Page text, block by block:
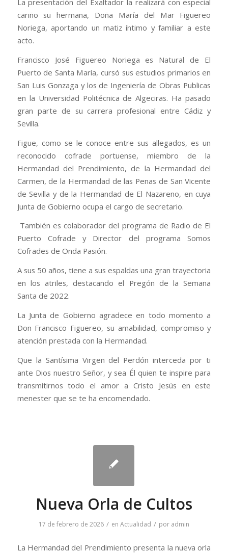
La presentación del Exaltador la realizará con especial
cariño su hermana, Doña María del Mar Figuereo
Noriega, aportando un matiz íntimo y familiar a este
acto.
Francisco José Figuereo Noriega es Natural de El
Puerto de Santa María, cursó sus estudios primarios en
San Luis Gonzaga y los de Ingeniería de Obras Publicas
en la Universidad Politécnica de Algeciras. Ha pasado
gran parte de su carrera profesional entre Cádiz y
Sevilla.
Figue, como se le conoce entre sus allegados, es un
reconocido cofrade portuense, miembro de la
Hermandad del Prendimiento, de la Hermandad del
Carmen, de la Hermandad de las Penas de San Vicente
de Sevilla y de la Hermandad de El Nazareno, en cuya
Junta de Gobierno ocupa el cargo de secretario.
También es colaborador del programa de Radio de El
Puerto Cofrade y Director del programa Somos
Cofrades de Onda Pasión.
A sus 50 años, tiene a sus espaldas una gran trayectoria
en los atriles, destacando el Pregón de la Semana
Santa de 2022.
La Junta de Gobierno agradece en todo momento a
Don Francisco Figuereo, su amabilidad, compromiso y
atención prestada con la Hermandad.
Que la Santísima Virgen del Perdón interceda por ti
ante Dios nuestro Señor, y sea Él quien te inspire para
transmitirnos todo el amor a Cristo Jesús en este
menester que se te ha encomendado.
Nueva Orla de Cultos
17 de febrero de 2026 / en Actualidad / por admin
La Hermandad del Prendimiento presenta la nueva orla